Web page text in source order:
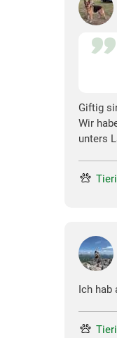
Giftig
Wir
unters
Ich hab